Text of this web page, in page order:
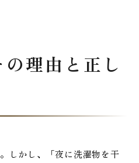
理由と正し
しかし、「夜に洗濯物を干